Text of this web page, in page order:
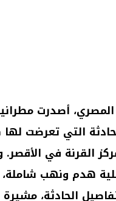
أصدرت
التي تعرضت
القرنة في
هدم ونهب
الحادثة،